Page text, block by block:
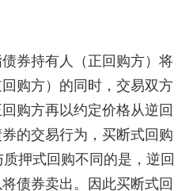
持有人（正回购方）将
购方）的同时，交易双方
购方再以约定价格从逆回
的交易行为，买断式回购
押式回购不同的是，逆回
债券卖出。因此买断式回